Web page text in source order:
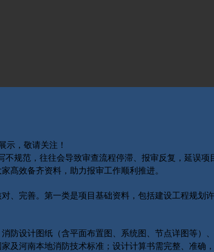
示，敬请关注！
规范，往往会导致审查流程停滞、报审反复，延误
髙效备齐资料，助力报审工作顺利推进。
完善。第一类是项目基础资料，包括建设工程规划
防设计图纸（含平面布置图、系统图、节点详图等
河南本地消防技术标准；设计计算书需完整、准确